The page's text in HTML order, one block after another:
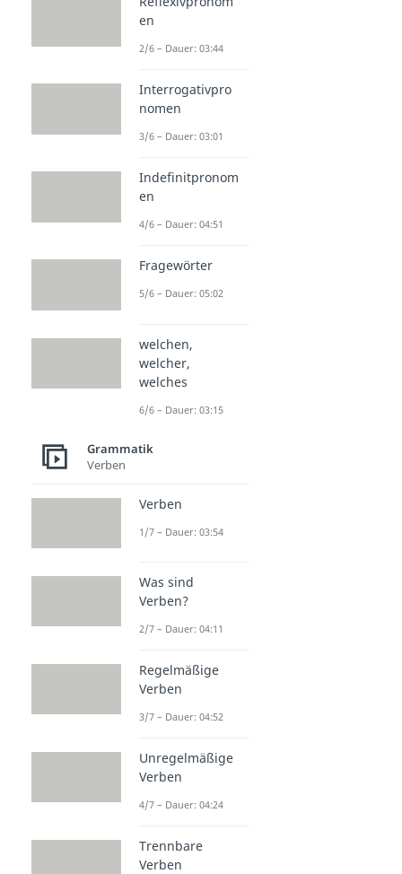
en
2/6 – Dauer: 03:44
Interrogativpro
nomen
3/6 – Dauer: 03:01
Indefinitpronom
en
4/6 – Dauer: 04:51
Fragewörter
5/6 – Dauer: 05:02
welchen,
welcher,
welches
6/6 – Dauer: 03:15
Grammatik
Verben
Verben
1/7 – Dauer: 03:54
Was sind
Verben?
2/7 – Dauer: 04:11
Regelmäßige
Verben
3/7 – Dauer: 04:52
Unregelmäßige
Verben
4/7 – Dauer: 04:24
Trennbare
Verben